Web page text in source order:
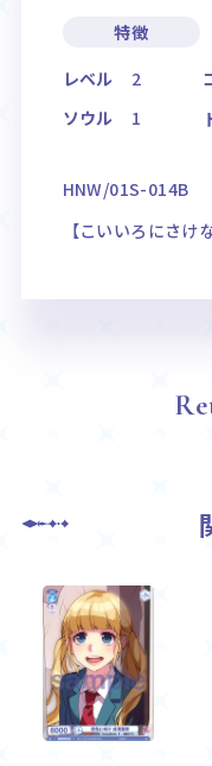
特徴
レベル
2
ソウル
1
HNW/01S-014B
【こいいろにさけ